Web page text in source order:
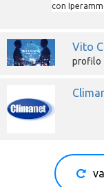
con
Vito
profilo